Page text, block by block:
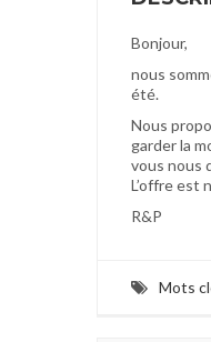
Bonjour,
nous
été.
Nous
garder la
vous nous
L’offre est
R&P
Mots